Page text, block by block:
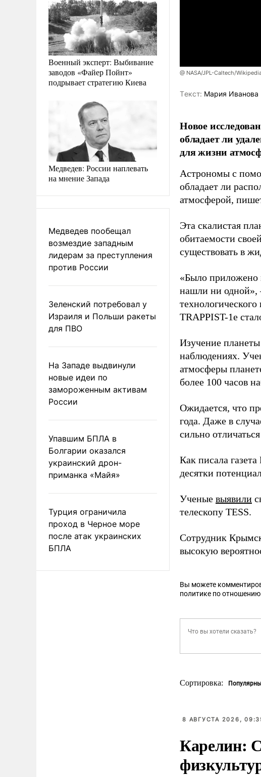
Военный эксперт: Выбивание
заводов «Файер Пойнт»
подрывает стратегию Киева
Медведев: России наплевать
на мнение Запада
Медведев пообещал
возмездие западным
лидерам за преступления
против России
Зеленский потребовал у
Израиля и Польши ракеты
для ПВО
На Западе выдвинули
новые идеи по
замороженным активам
России
Упавшим БПЛА в
Болгарии оказался
украинский дрон-
приманка «Майя»
Турция ограничила
проход в Черное море
после атак украинских
БПЛА
@ NASA/JPL-Caltech/
Tекст: Мария Иванова
Новое
обладает ли
для жизни
Астрономы с
обладает ли
атмосферой,
Эта скалистая
обитаемости
существовать в
«Было приложено
нашли ни одной»,
TRAPPIST-1e
Изучение
наблюдениях.
атмосферы
более 100 часов
Ожидается, что
года. Даже в
сильно
Как писала
десятки
Ученые выявили
телескопу TESS.
Сотрудник
высокую
Вы можете
политике по
Сортировка:
8 АВГУСТА 2026,
Карелин: